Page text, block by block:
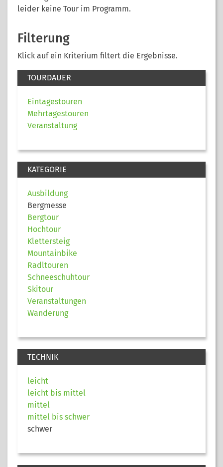
leider keine Tour im Programm.
Filterung
Klick auf ein Kriterium filtert die Ergebnisse.
TOURDAUER
Eintagestouren
Mehrtagestouren
Veranstaltung
KATEGORIE
Ausbildung
Bergmesse
Bergtour
Hochtour
Klettersteig
Mountainbike
Radltouren
Schneeschuhtour
Skitour
Veranstaltungen
Wanderung
TECHNIK
leicht
leicht bis mittel
mittel
mittel bis schwer
schwer